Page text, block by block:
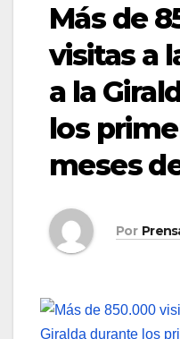
Más de
visitas a
a la
los
meses
Por